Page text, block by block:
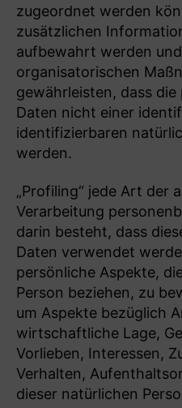
zugeordnet werden
zusätzlichen
aufbewahrt werden
organisatorischen
gewährleisten, dass
Daten nicht einer
identifizierbaren
werden.
„Profiling“ jede Art der
Verarbeitung
darin besteht, dass
Daten verwendet
persönliche Aspekte,
Person beziehen, zu
um Aspekte bezüglich
wirtschaftliche Lage,
Vorlieben, Interessen,
Verhalten,
dieser natürlichen